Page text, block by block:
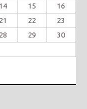
14 15
16
21 22
23
28 29
30